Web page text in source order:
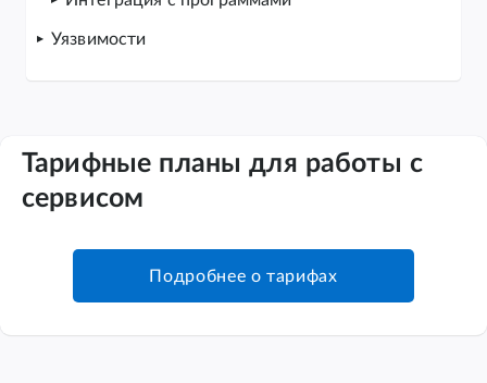
Уязвимости
Тарифные планы для работы с
сервисом
Подробнее о тарифах